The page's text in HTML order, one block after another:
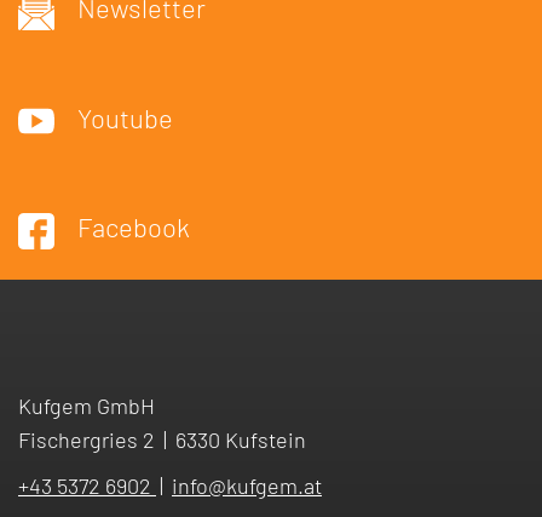
Newsletter
Youtube
Facebook
Kufgem GmbH
Fischergries 2 | 6330 Kufstein
+43 5372 6902 | info@kufgem.at